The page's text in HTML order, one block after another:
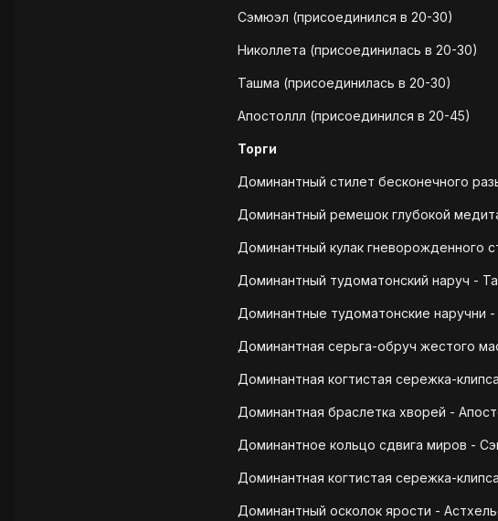
Сэмюэл (присоединился в 20-30)
Николлета (присоединилась в 20-30)
Ташма (присоединилась в 20-30)
Апостоллл (присоединился в 20-45)
Торги
Доминантный стилет бесконечного
Доминантный ремешок глубокой
Доминантный кулак гневорожденного
Доминантный тудоматонский наруч -
Доминантные тудоматонские наручни -
Доминантная серьга-обруч жестого
Доминантная когтистая сережка-
Доминантная браслетка хворей -
Доминантное кольцо сдвига миров -
Доминантная когтистая сережка-
Доминантный осколок ярости -